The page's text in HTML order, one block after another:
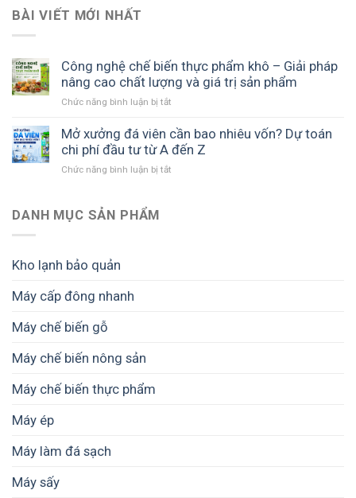
BÀI VIẾT MỚI NHẤT
Công nghệ chế biến thực phẩm khô – Giải pháp
nâng cao chất lượng và giá trị sản phẩm
Chức năng bình luận bị tắt
nghệ
chế
biến
Mở xưởng đá viên cần bao nhiêu vốn? Dự toán
chi phí đầu tư từ A đến Z
Chức năng bình luận bị tắt
DANH MỤC SẢN PHẨM
Kho lạnh bảo quản
Máy cấp đông nhanh
Máy chế biến gỗ
Máy chế biến nông sản
Máy chế biến thực phẩm
Máy ép
Máy làm đá sạch
Máy sấy